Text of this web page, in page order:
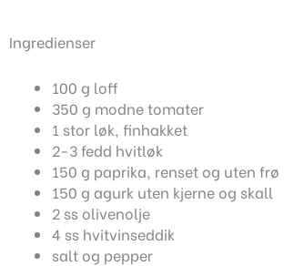
Ingredienser
100 g loff
350 g modne tomater
1 stor løk, finhakket
2-3 fedd hvitløk
150 g paprika, renset og uten frø
150 g agurk uten kjerne og skall
2 ss olivenolje
4 ss hvitvinseddik
salt og pepper